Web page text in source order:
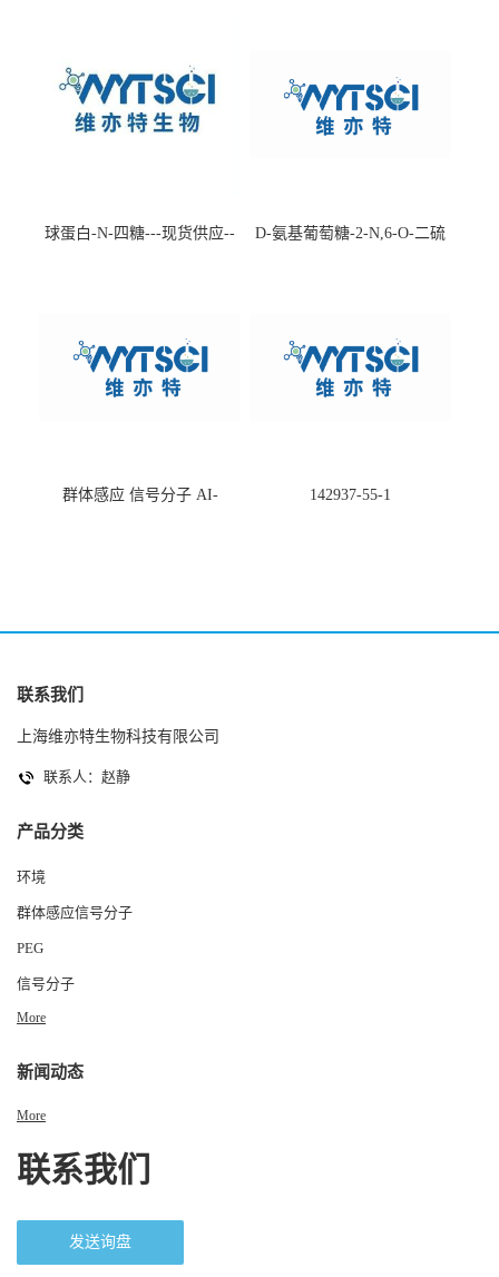
球蛋白-N-四糖---现货供应--
D-氨基葡萄糖-2-N,6-O-二硫
群体感应 信号分子 AI-
142937-55-1
联系我们
上海维亦特生物科技有限公司
联系人：赵静
产品分类
环境
群体感应信号分子
PEG
信号分子
More
新闻动态
More
联系我们
发送询盘